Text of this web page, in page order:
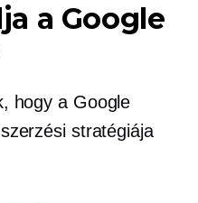
a Google
hogy a Google
stratégiája